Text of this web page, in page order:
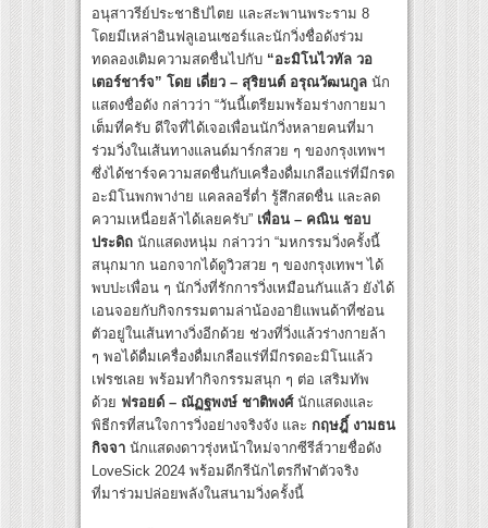
อนุสาวรีย์ประชาธิปไตย และสะพานพระราม 8
โดยมีเหล่าอินฟลูเอนเซอร์และนักวิ่งชื่อดังร่วม
ทดลองเติมความสดชื่นไปกับ “อะมิโนไวทัล วอ
เตอร์ชาร์จ” โดย เดี่ยว – สุริยนต์ อรุณวัฒนกูล นัก
แสดงชื่อดัง กล่าวว่า “วันนี้เตรียมพร้อมร่างกายมา
เต็มที่ครับ ดีใจที่ได้เจอเพื่อนนักวิ่งหลายคนที่มา
ร่วมวิ่งในเส้นทางแลนด์มาร์กสวย ๆ ของกรุงเทพฯ
ซึ่งได้ชาร์จความสดชื่นกับเครื่องดื่มเกลือแร่ที่มีกรด
อะมิโนพกพาง่าย แคลลอรี่ต่ำ รู้สึกสดชื่น และลด
ความเหนื่อยล้าได้เลยครับ” เพื่อน – คณิน ชอบ
ประดิถ นักแสดงหนุ่ม กล่าวว่า “มหกรรมวิ่งครั้งนี้
สนุกมาก นอกจากได้ดูวิวสวย ๆ ของกรุงเทพฯ ได้
พบปะเพื่อน ๆ นักวิ่งที่รักการวิ่งเหมือนกันแล้ว ยังได้
เอนจอยกับกิจกรรมตามล่าน้องอายิแพนด้าที่ซ่อน
ตัวอยู่ในเส้นทางวิ่งอีกด้วย ช่วงที่วิ่งแล้วร่างกายล้า
ๆ พอได้ดื่มเครื่องดื่มเกลือแร่ที่มีกรดอะมิโนแล้ว
เฟรชเลย พร้อมทำกิจกรรมสนุก ๆ ต่อ เสริมทัพ
ด้วย ฟรอยด์ – ณัฏฐพงษ์ ชาติพงศ์ นักแสดงและ
พิธีกรที่สนใจการวิ่งอย่างจริงจัง และ กฤษฎิ์ งามธน
กิจจา นักแสดงดาวรุ่งหน้าใหม่จากซีรีส์วายชื่อดัง
LoveSick 2024 พร้อมดีกรีนักไตรกีฬาตัวจริง
ที่มาร่วมปล่อยพลังในสนามวิ่งครั้งนี้